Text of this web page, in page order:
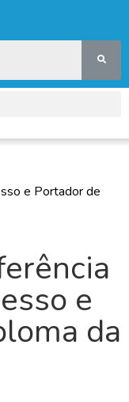
e Portador de
e
da